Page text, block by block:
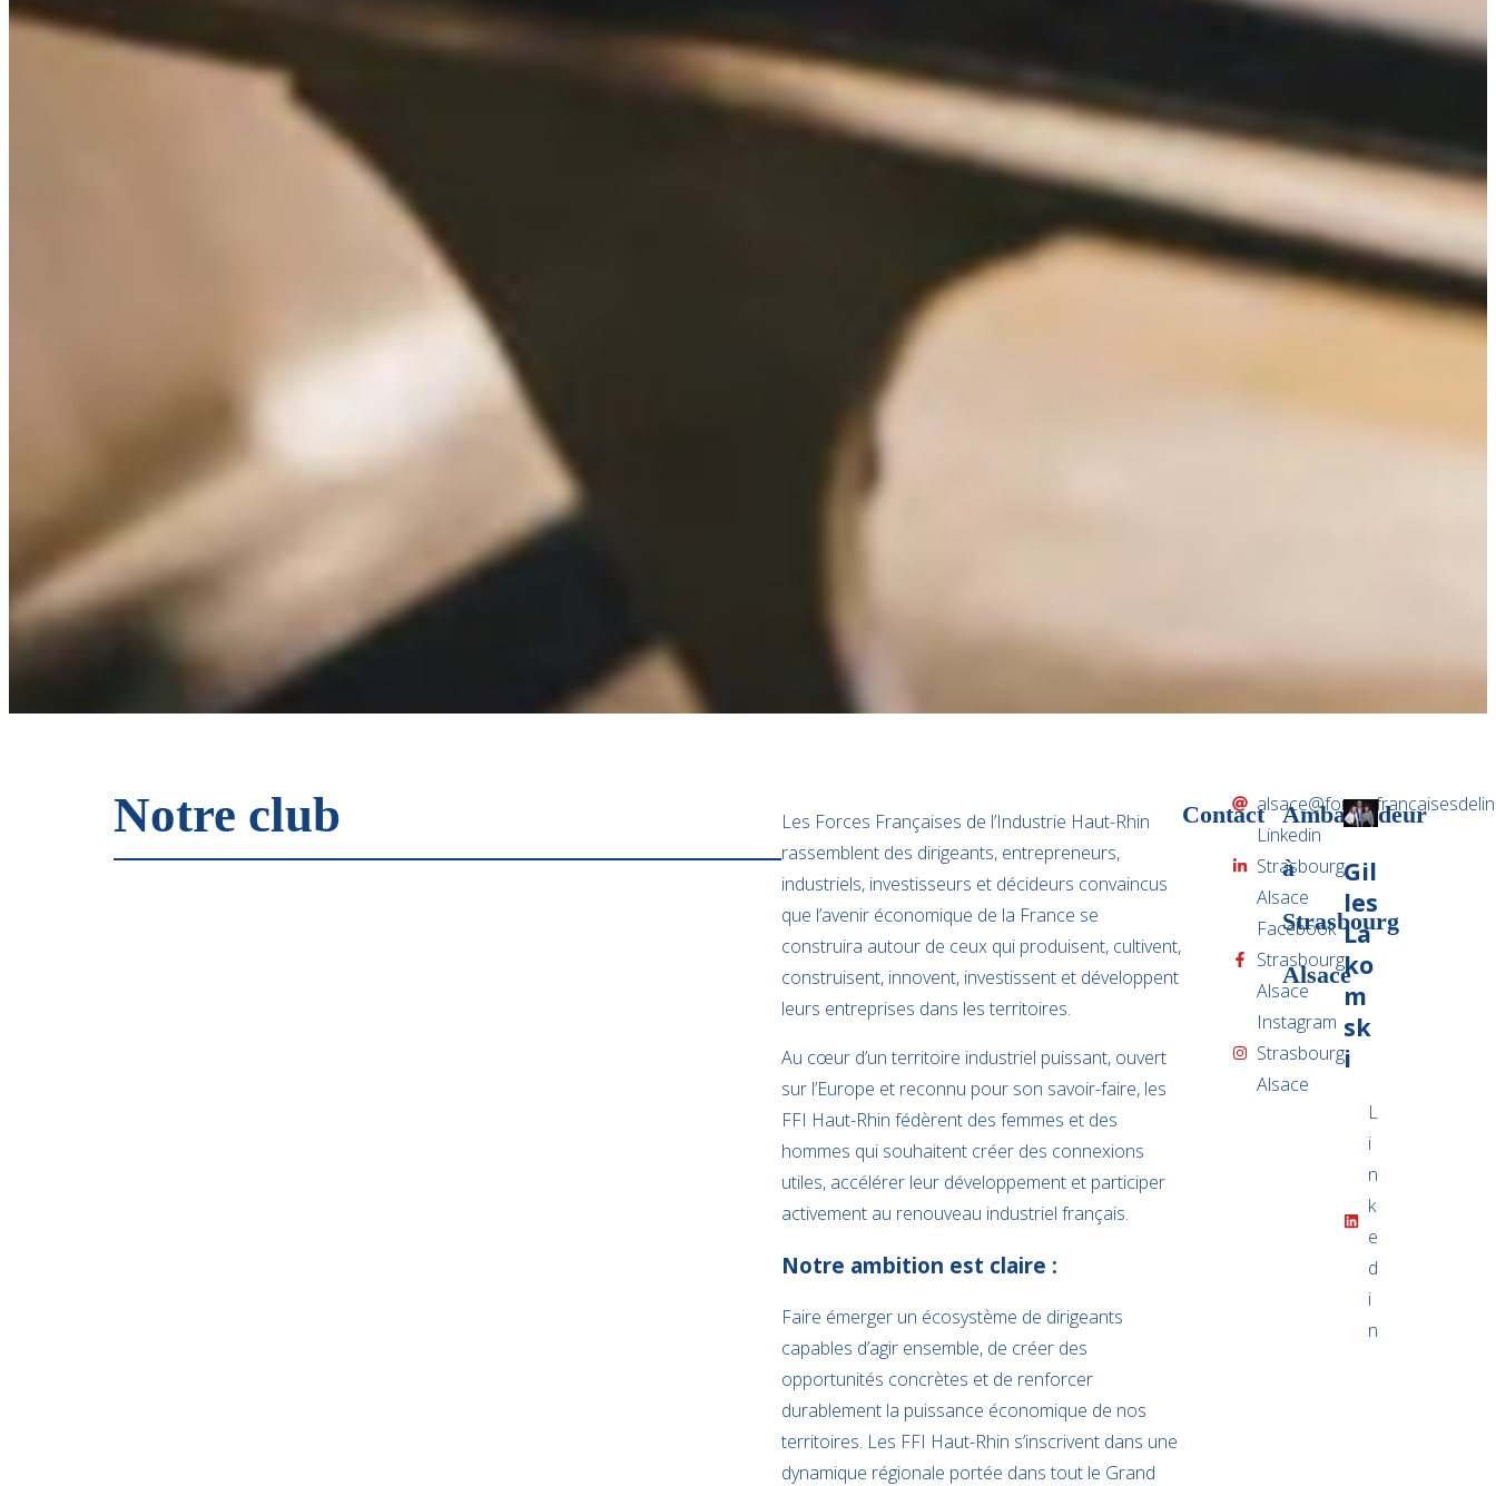
Notre club
Les Forces Françaises de l’Industrie Haut-Rhin
rassemblent des dirigeants, entrepreneurs,
industriels, investisseurs et décideurs convaincus
que l’avenir économique de la France se
construira autour de ceux qui produisent, cultivent,
construisent, innovent, investissent et développent
leurs entreprises dans les territoires.
Au cœur d’un territoire industriel puissant, ouvert
sur l’Europe et reconnu pour son savoir-faire, les
FFI Haut-Rhin fédèrent des femmes et des
hommes qui souhaitent créer des connexions
utiles, accélérer leur développement et participer
activement au renouveau industriel français.
Notre ambition est claire :
Faire émerger un écosystème de dirigeants
capables d’agir ensemble, de créer des
opportunités concrètes et de renforcer
durablement la puissance économique de nos
territoires. Les FFI Haut-Rhin s’inscrivent dans une
dynamique régionale portée dans tout le Grand
Contact
Linkedin
Strasbourg
Alsace
Facebook
Strasbourg
Alsace
Instagram
Strasbourg
Alsace
Ambassadeur
à
Strasbourg
Alsace
Gil
les
La
ko
m
sk
i
L
i
n
k
e
d
i
n